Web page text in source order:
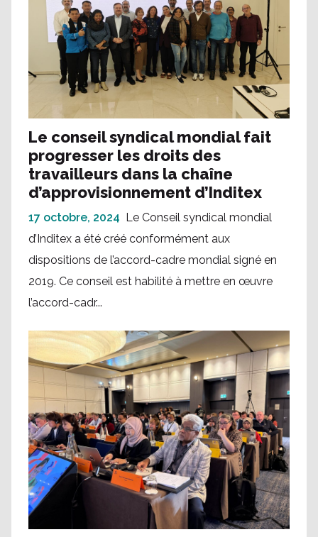
Le conseil syndical mondial fait
progresser les droits des
travailleurs dans la chaîne
d’approvisionnement d’Inditex
17 octobre, 2024 Le Conseil syndical mondial
d’Inditex a été créé conformément aux
dispositions de l’accord-cadre mondial signé en
2019. Ce conseil est habilité à mettre en œuvre
l’accord-cadr...